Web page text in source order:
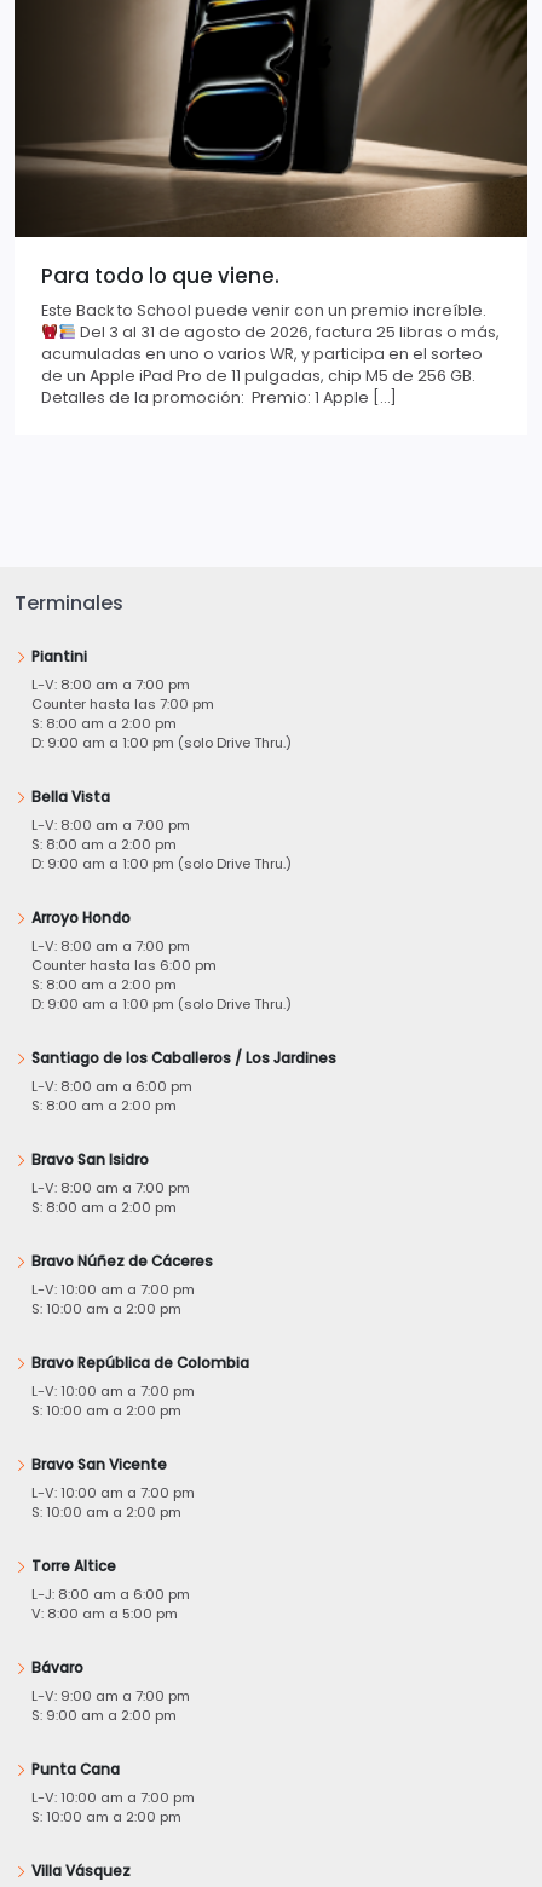
Para todo lo que viene.
Este Back to School puede venir con un premio increíble.
Del 3 al 31 de agosto de 2026, factura 25 libras o más,
acumuladas en uno o varios WR, y participa en el sorteo
de un Apple iPad Pro de 11 pulgadas, chip M5 de 256 GB.
Detalles de la promoción: Premio: 1 Apple […]
Terminales
Piantini
L-V: 8:00 am a 7:00 pm
Counter hasta las 7:00 pm
S: 8:00 am a 2:00 pm
D: 9:00 am a 1:00 pm (solo Drive Thru.)
Bella Vista
L-V: 8:00 am a 7:00 pm
S: 8:00 am a 2:00 pm
D: 9:00 am a 1:00 pm (solo Drive Thru.)
Arroyo Hondo
L-V: 8:00 am a 7:00 pm
Counter hasta las 6:00 pm
S: 8:00 am a 2:00 pm
D: 9:00 am a 1:00 pm (solo Drive Thru.)
Santiago de los Caballeros / Los Jardines
L-V: 8:00 am a 6:00 pm
S: 8:00 am a 2:00 pm
Bravo San Isidro
L-V: 8:00 am a 7:00 pm
S: 8:00 am a 2:00 pm
Bravo Núñez de Cáceres
L-V: 10:00 am a 7:00 pm
S: 10:00 am a 2:00 pm
Bravo República de Colombia
L-V: 10:00 am a 7:00 pm
S: 10:00 am a 2:00 pm
Bravo San Vicente
L-V: 10:00 am a 7:00 pm
S: 10:00 am a 2:00 pm
Torre Altice
L-J: 8:00 am a 6:00 pm
V: 8:00 am a 5:00 pm
Bávaro
L-V: 9:00 am a 7:00 pm
S: 9:00 am a 2:00 pm
Punta Cana
L-V: 10:00 am a 7:00 pm
S: 10:00 am a 2:00 pm
Villa Vásquez